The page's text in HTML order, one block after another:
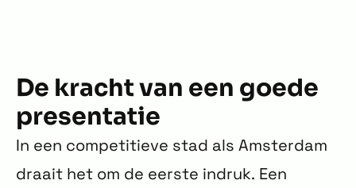
De kracht van een goede
presentatie
In een competitieve stad als Amsterdam
draait het om de eerste indruk. Een